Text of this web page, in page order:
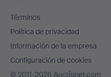
Términos
Política de privacidad
Información de la empresa
Configuración de cookies
© 2011-2026 Auctionet.com